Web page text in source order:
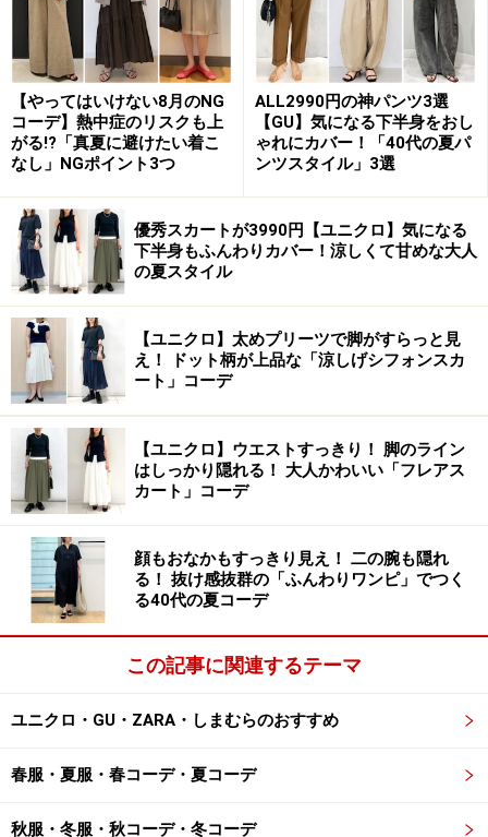
セットアップとして着られるジャケットと合わせてきれいめ
コーデに 出典：StyleHint
写真はきれいめなアイテムでも堅いイメージになりすぎ
ない、ブラウンをメインにしたコーディネート。同じく
ユニクロの「リラックステーラードジャケット」を合わ
せて、スーツ風のコーディネートにまとめています。
きれいめパンツはそのままでも十分着まわせますが、セ
ットアップとして着られるジャケットがあれば幅広い着
こなしができ、よりきちんと感がほしい時にも着られる
ため、お仕事コーデに最適です。
2. インナーにタートルネックを合わせてク
リーンな印象に
インナーにタートルネックを合わせてきれいめかつ暖かさも
キープ 出典：StyleHint
パンツのブラウンに合わせて、ベージュやライトブラウ
ンなどの色味でまとめた、きれいめなワントーンコーデ
もおすすめ。ホワイト系のジャケットは、顔を明るく見
せてくれるので、冬から春へ向かうシーズンにぴったり
です。また、ショート丈のジャケットを選ぶと颯爽とし
【やってはいけない8月のNG
コーデ】熱中症のリスクも上
がる!?「真夏に避けたい着こ
なし」NGポイント3つ
ALL2990円の神パンツ3選
【GU】気になる下半身をおし
ゃれにカバー！「40代の夏パ
ンツスタイル」3選
優秀スカートが3990円【ユニクロ】気になる
下半身もふんわりカバー！涼しくて甘めな大人
の夏スタイル
【ユニクロ】太めプリーツで脚がすらっと見
え！ ドット柄が上品な「涼しげシフォンスカ
ート」コーデ
【ユニクロ】ウエストすっきり！ 脚のライン
はしっかり隠れる！ 大人かわいい「フレアス
カート」コーデ
顔もおなかもすっきり見え！ 二の腕も隠れ
る！ 抜け感抜群の「ふんわりワンピ」でつく
る40代の夏コーデ
この記事に関連するテーマ
ユニクロ・GU・ZARA・しまむらのおすすめ
春服・夏服・春コーデ・夏コーデ
秋服・冬服・秋コーデ・冬コーデ